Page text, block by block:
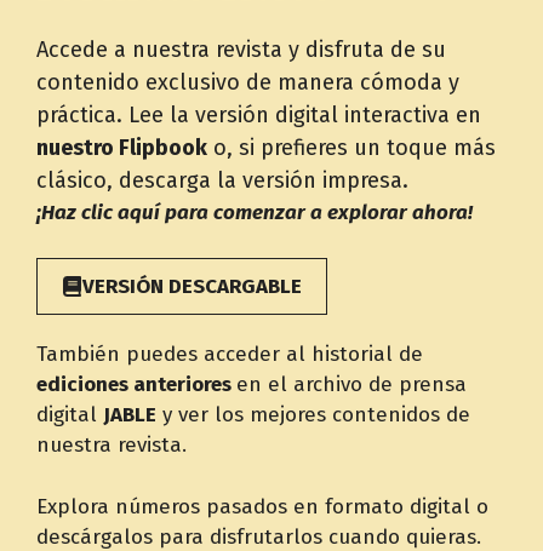
Accede a nuestra revista y disfruta de su
contenido exclusivo de manera cómoda y
práctica. Lee la versión digital interactiva en
nuestro Flipbook o, si prefieres un toque más
clásico, descarga la versión impresa.
¡Haz clic aquí para comenzar a explorar ahora!
VERSIÓN DESCARGABLE
También puedes acceder al historial de
ediciones anteriores en el archivo de prensa
digital JABLE y ver los mejores contenidos de
nuestra revista.
Explora números pasados en formato digital o
descárgalos para disfrutarlos cuando quieras.